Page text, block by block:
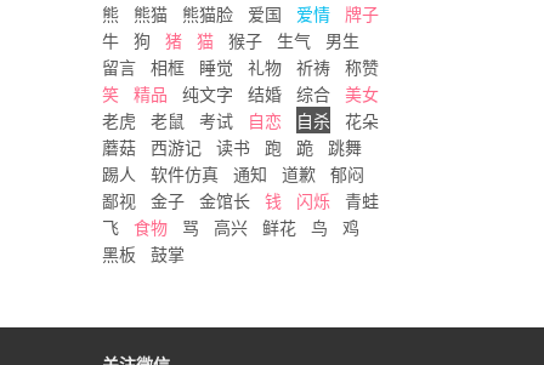
熊
熊猫 熊猫脸 爱国 爱情
牌子
牛
狗 猪 猫 猴子 生气
男生
留言
相框 睡觉 礼物 祈祷
称赞
笑
精品 纯文字 结婚 综合
美女
老虎
老鼠 考试 自恋 自杀
花朵
蘑菇
西游记 读书 跑 跪
跳舞
踢人
软件仿真 通知 道歉
郁闷
鄙视
金子 金馆长 钱 闪烁
青蛙
飞
食物 骂 高兴 鲜花 鸟
鸡
黑板
鼓掌